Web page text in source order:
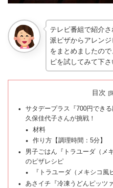
テレビ番組で紹介
派ピザからアレン
をまとめましたの
ピを試してみて下さ
目次
サタデープラス『700円でき
久保佳代子さんが挑戦！
材料
作り方【調理時間：5分】
男子ごはん『トラユーダ（メ
のピザレシピ
『トラユーダ（メキシコ風
あさイチ『冷凍うどんピッツ